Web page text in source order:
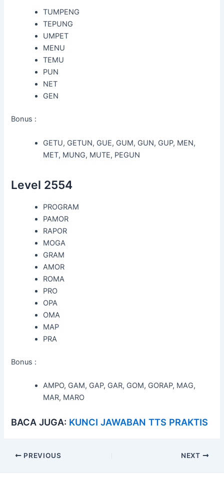
TUMPENG
TEPUNG
UMPET
MENU
TEMU
PUN
NET
GEN
Bonus :
GETU, GETUN, GUE, GUM, GUN, GUP, MEN,
MET, MUNG, MUTE, PEGUN
Level 2554
PROGRAM
PAMOR
RAPOR
MOGA
GRAM
AMOR
ROMA
PRO
OPA
OMA
MAP
PRA
Bonus :
AMPO, GAM, GAP, GAR, GOM, GORAP, MAG,
MAR, MARO
BACA JUGA: KUNCI JAWABAN TTS PRAKTIS
Post
PREVIOUS NEXT